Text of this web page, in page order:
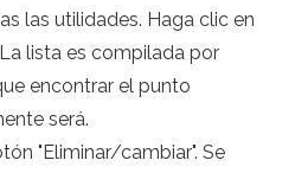
las utilidades. Haga clic en
lista es compilada por
encontrar el punto
será.
"Eliminar/cambiar". Se